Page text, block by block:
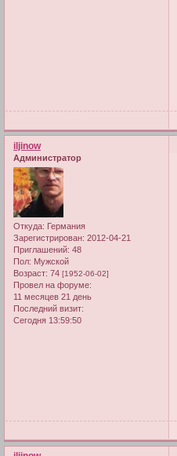
iljinow
Администратор
Откуда: Германия
Зарегистрирован: 2012-04-21
Приглашений: 48
Пол: Мужской
Возраст: 74 [1952-06-02]
Провел на форуме:
11 месяцев 21 день
Последний визит:
Сегодня 13:59:50